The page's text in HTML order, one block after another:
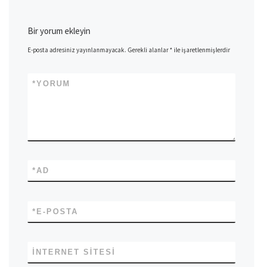
Bir yorum ekleyin
E-posta adresiniz yayınlanmayacak. Gerekli alanlar* ile işaretlenmişlerdir
YORUM
*
AD
*
E-POSTA
*
İNTERNET SITESI